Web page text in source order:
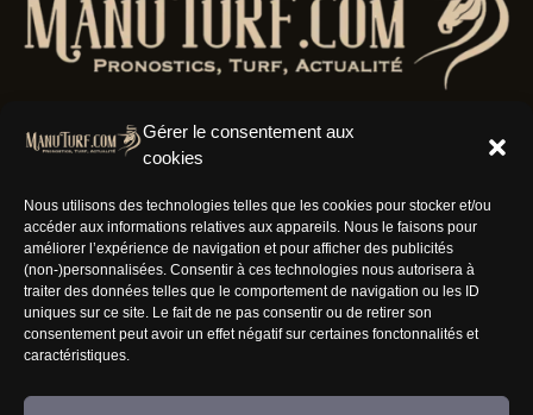
Gérer le consentement aux
cookies
Nous utilisons des technologies telles que les cookies pour stocker et/ou
accéder aux informations relatives aux appareils. Nous le faisons pour
améliorer l’expérience de navigation et pour afficher des publicités
(non-)personnalisées. Consentir à ces technologies nous autorisera à
traiter des données telles que le comportement de navigation ou les ID
uniques sur ce site. Le fait de ne pas consentir ou de retirer son
consentement peut avoir un effet négatif sur certaines fonctonnalités et
caractéristiques.
Informations
Nous rejoindre